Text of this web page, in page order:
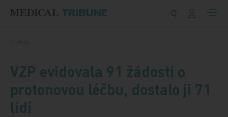
VZP evidovala 91 žádostí o
protonovou léčbu, dostalo ji 71
lidí